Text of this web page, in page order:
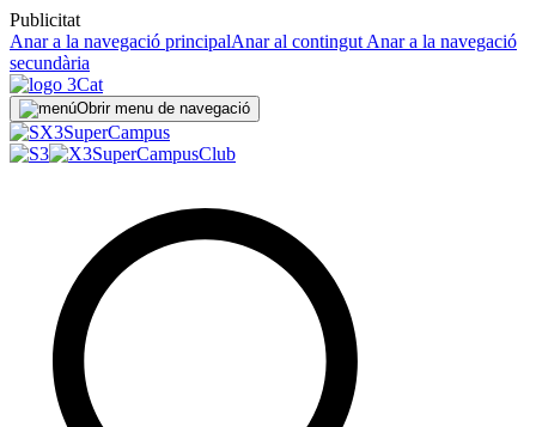
Publicitat
Anar a la navegació principalAnar al contingut Anar a la navegació
secundària
Obrir menu de navegació
SuperCampus
SuperCampusClub